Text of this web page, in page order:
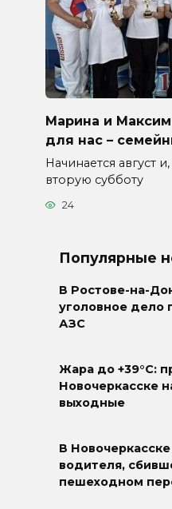
Марина и
для нас –
Начинается август
вторую субботу
24
Популярные
В Ростове-на-
уголовное дело
АЗС
Жара до +39°C:
Новочеркасске
выходные
В
водителя,
пешеходном